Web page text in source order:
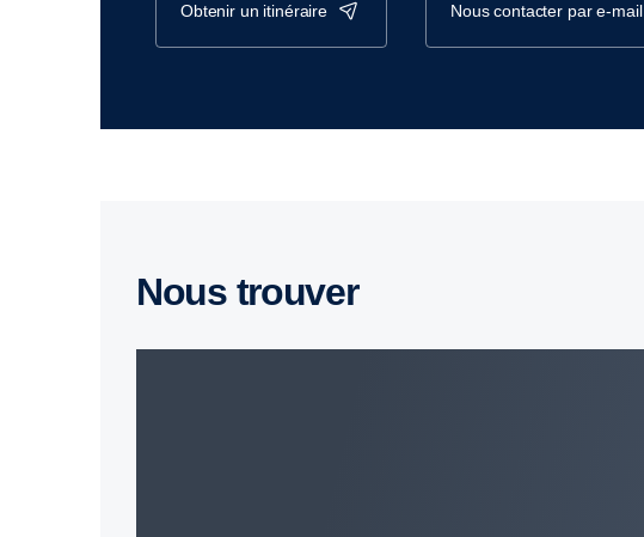
obtenir un itinéraire nous contacter par e-mail
Nous trouver